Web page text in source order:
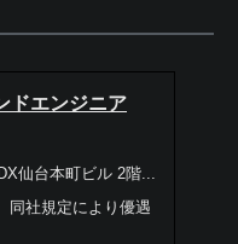
ドエンジニア
仙台本町ビル 2階...
同社規定により優遇